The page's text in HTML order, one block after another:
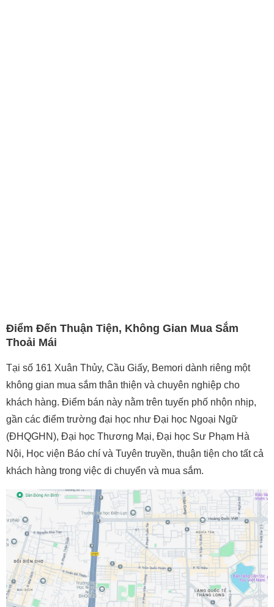
Điểm Đến Thuận Tiện, Không Gian Mua Sắm
Thoải Mái
Tại số 161 Xuân Thủy, Cầu Giấy, Bemori dành riêng một
không gian mua sắm thân thiện và chuyên nghiệp cho
khách hàng. Điểm bán này nằm trên tuyến phố nhộn nhịp,
gần các điểm trường đại học như Đại học Ngoại Ngữ
(ĐHQGHN), Đại học Thương Mại, Đại học Sư Phạm Hà
Nội, Học viện Báo chí và Tuyên truyền, thuận tiện cho tất cả
khách hàng trong việc di chuyển và mua sắm.